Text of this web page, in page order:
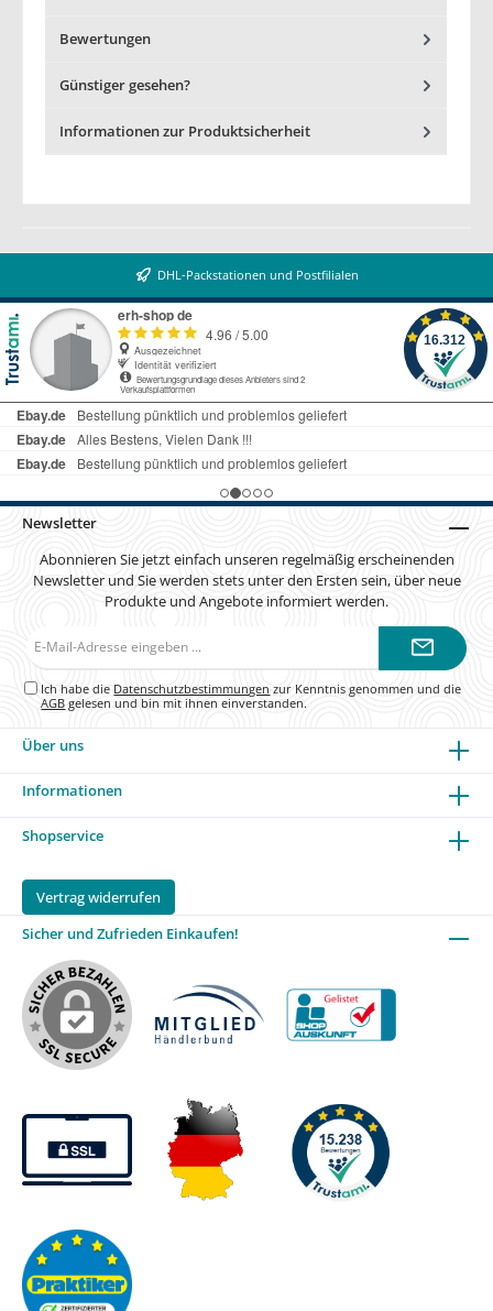
Bewertungen
Günstiger gesehen?
Informationen zur Produktsicherheit
DHL-Packstationen und Postfilialen
Newsletter
Abonnieren Sie jetzt einfach unseren regelmäßig erscheinenden
Newsletter und Sie werden stets unter den Ersten sein, über neue
Produkte und Angebote informiert werden.
Ich habe die Datenschutzbestimmungen zur Kenntnis genommen und die
AGB gelesen und bin mit ihnen einverstanden.
Über uns
Informationen
Shopservice
Vertrag widerrufen
Sicher und Zufrieden Einkaufen!